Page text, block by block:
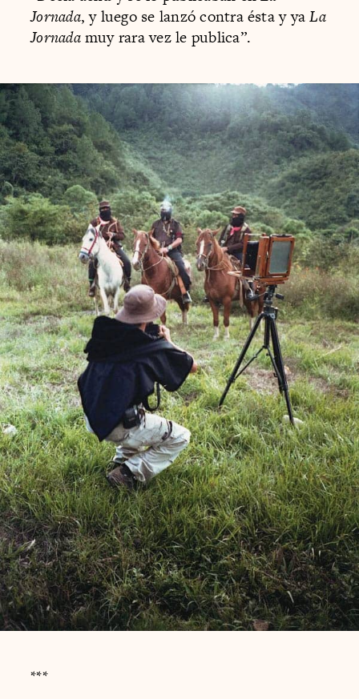
Jornada, y luego se lanzó contra ésta y yaLa
Jornadamuy rara vez le publica”.
***